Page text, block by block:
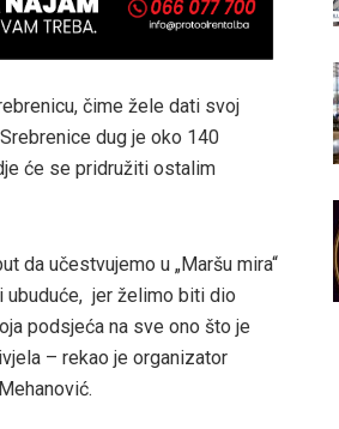
čime žele dati svoj
dug je oko 140
će se pridružiti ostalim
da učestvujemo u „Maršu mira“
ubuduće, jer želimo biti dio
podsjeća na sve ono što je
– rekao je organizator